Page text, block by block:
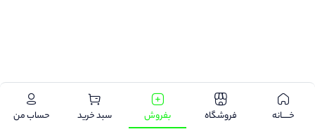
خـــــانه فروشگاه بفروش سبد خرید حساب من